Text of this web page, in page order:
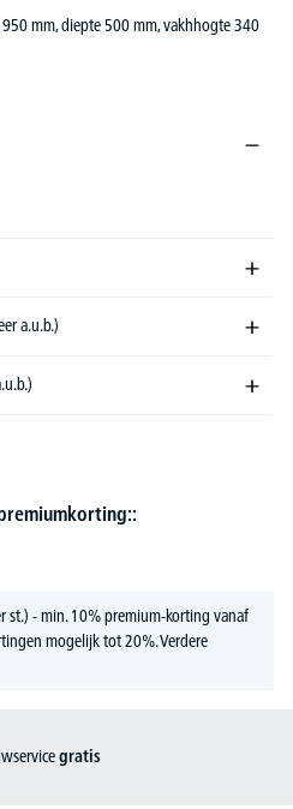
mm, diepte 500 mm, vakhhogte 340
a.u.b.)
st.) - min. 10% premium-korting vanaf
mogelijk tot 20%.Verdere
gratis